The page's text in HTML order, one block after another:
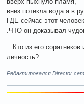
вниз потекла вода а в
ГДЕ сейчас этот человек
.ЧТО он доказывал
Кто из его соратников
личность?
Редактировался Director